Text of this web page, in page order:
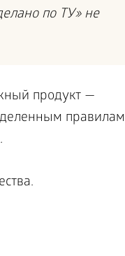
по ТУ» не
продукт —
правилам